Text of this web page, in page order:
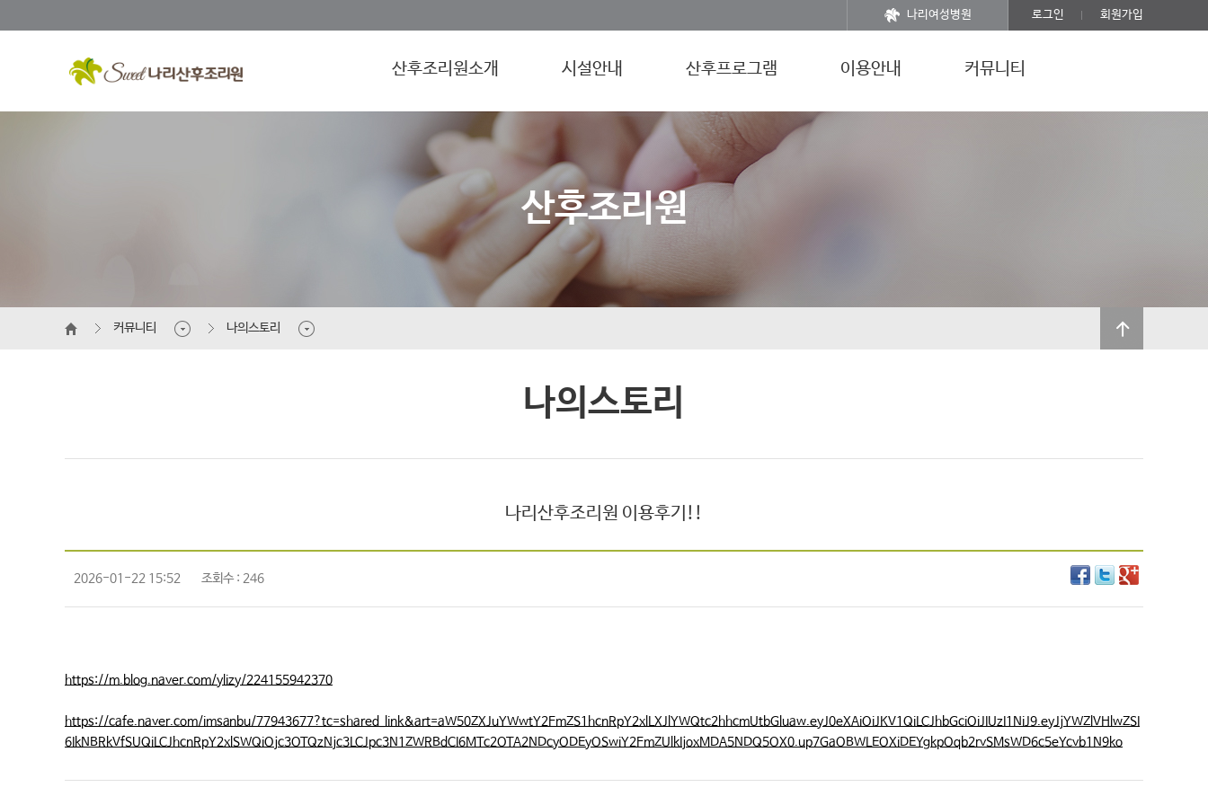
로그인 회원가입
나리여성병원
산후조리원소개 시설안내 산후프로그램 이용안내 커뮤니티
산후조리원
커뮤니티 나의스토리
나의스토리
나리산후조리원 이용후기!!
2026-01-22 15:52 조회수 : 246
https://m.blog.naver.com/ylizy/224155942370
https://cafe.naver.com/imsanbu/77943677?tc=shared_link&art=aW50ZXJuYWwtY2FmZS1hcnRpY2xlLXJlYWQtc2hhcmUtbGluaw.eyJ0eXAiOiJKV1QiLCJhbGciOiJIUzI1NiJ9.eyJjYWZlVHlwZSI
6IkNBRkVfSUQiLCJhcnRpY2xlSWQiOjc3OTQzNjc3LCJpc3N1ZWRBdCI6MTc2OTA2NDcyODEyOSwiY2FmZUlkIjoxMDA5NDQ5OX0.up7GaOBWLEOXiDEYgkpOqb2rvSMsWD6c5eYcvb1N9ko